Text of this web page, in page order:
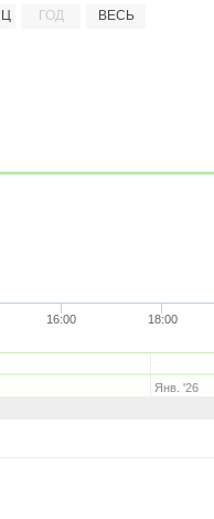
ГОД ВЕСЬ
16:00 18:00
Янв. '26